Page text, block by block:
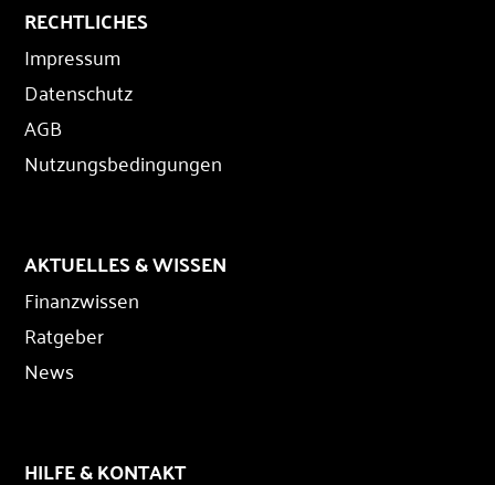
RECHTLICHES
Impressum
Datenschutz
AGB
Nutzungsbedingungen
AKTUELLES & WISSEN
Finanzwissen
Ratgeber
News
HILFE & KONTAKT